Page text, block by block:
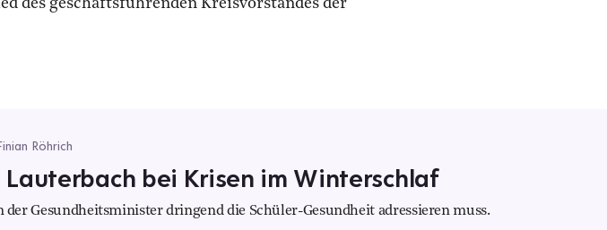
des geschäftsführenden Kreisvorstandes der
Röhrich
Lauterbach bei Krisen im Winterschlaf
der Gesundheitsminister dringend die Schüler-Gesundheit adressieren muss.